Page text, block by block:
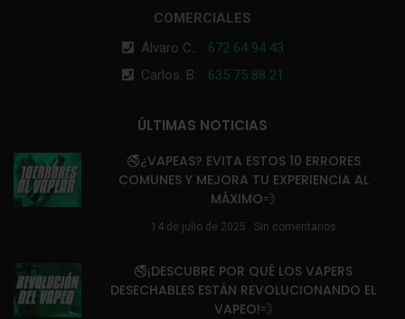
COMERCIALES
Álvaro C.: 672 64 94 43
Carlos. B: 635 75 88 21
ÚLTIMAS NOTICIAS
🚭¿VAPEAS? EVITA ESTOS 10 ERRORES
COMUNES Y MEJORA TU EXPERIENCIA AL
MÁXIMO💨
14 de julio de 2025 Sin comentarios
🚭¡DESCUBRE POR QUÉ LOS VAPERS
DESECHABLES ESTÁN REVOLUCIONANDO EL
VAPEO!💨